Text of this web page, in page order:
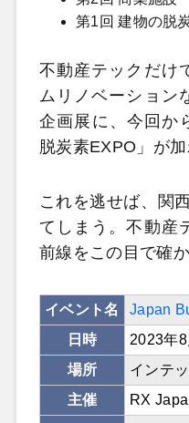
第1回 建物の脱
不動産テックだけ
ムリノベーション
企画展に、今回か
脱炭素EXPO」が加
これを逃せば、関
てしまう。不動産
前線をこの目で確か
イベント名
Japan
日時
2023年
場所
インテ
主催
RX